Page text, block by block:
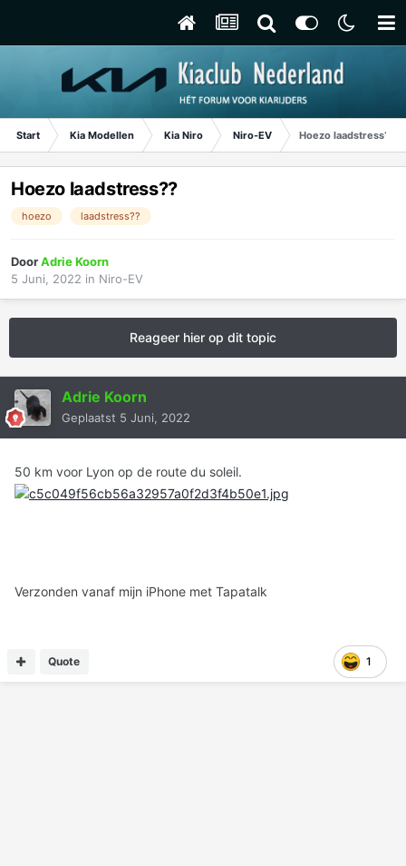
Start Kia Modellen Kia Niro Niro-EV Hoezo laadstress??
Hoezo laadstress??
hoezo laadstress??
DoorAdrie Koorn
5 Juni, 2022 in Niro-EV
Reageer hier op dit topic
Adrie Koorn
Geplaatst 5 Juni, 2022
50 km voor Lyon op de route du soleil.
Verzonden vanaf mijn iPhone met Tapatalk
1
Quote